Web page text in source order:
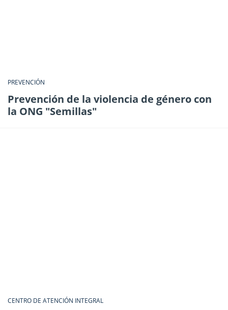
PREVENCIÓN
Prevención de la violencia de género con
la ONG "Semillas"
CENTRO DE ATENCIÓN INTEGRAL